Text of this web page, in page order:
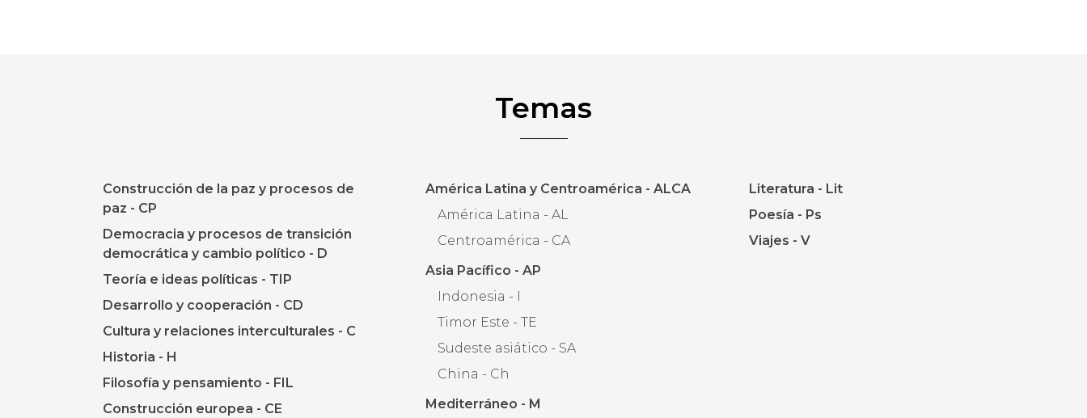
Temas
Construcción de la paz y procesos de
paz - CP
Democracia y procesos de transición
democrática y cambio político - D
Teoría e ideas políticas - TIP
Desarrollo y cooperación - CD
Cultura y relaciones interculturales - C
Historia - H
Filosofía y pensamiento - FIL
Construcción europea - CE
América Latina y Centroamérica - ALCA
América Latina - AL
Centroamérica - CA
Asia Pacífico - AP
Indonesia - I
Timor Este - TE
Sudeste asiático - SA
China - Ch
Mediterráneo - M
Literatura - Lit
Poesía - Ps
Viajes - V